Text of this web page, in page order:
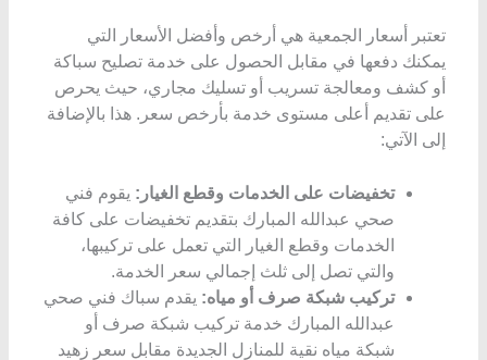
تعتبر أسعار الجمعية هي أرخص وأفضل الأسعار التي
يمكنك دفعها في مقابل الحصول على خدمة تصليح سباكة
أو كشف ومعالجة تسريب أو تسليك مجاري، حيث يحرص
على تقديم أعلى مستوى خدمة بأرخص سعر. هذا بالإضافة
إلى الآتي:
تخفيضات على الخدمات وقطع الغيار: يقوم فني
صحي عبدالله المبارك بتقديم تخفيضات على كافة
الخدمات وقطع الغيار التي تعمل على تركيبها،
والتي تصل إلى ثلث إجمالي سعر الخدمة.
تركيب شبكة صرف أو مياه: يقدم سباك فني صحي
عبدالله المبارك خدمة تركيب شبكة صرف أو
شبكة مياه نقية للمنازل الجديدة مقابل سعر زهيد